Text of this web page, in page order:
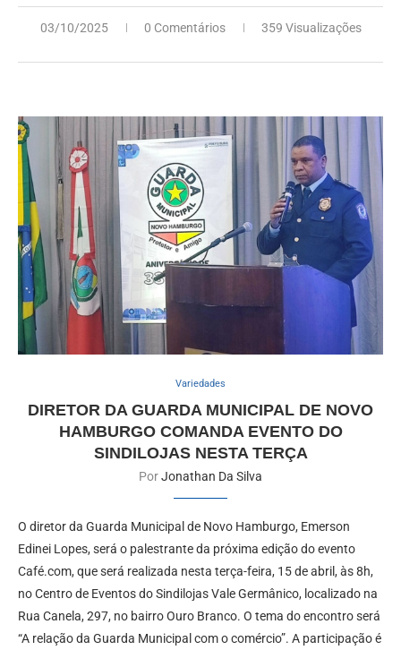
03/10/2025 0 Comentários 359 Visualizações
Variedades
DIRETOR DA GUARDA MUNICIPAL DE NOVO
HAMBURGO COMANDA EVENTO DO
SINDILOJAS NESTA TERÇA
PorJonathan Da Silva
O diretor da Guarda Municipal de Novo Hamburgo, Emerson
Edinei Lopes, será o palestrante da próxima edição do evento
Café.com, que será realizada nesta terça-feira, 15 de abril, às 8h,
no Centro de Eventos do Sindilojas Vale Germânico, localizado na
Rua Canela, 297, no bairro Ouro Branco. O tema do encontro será
“A relação da Guarda Municipal com o comércio”. A participação é